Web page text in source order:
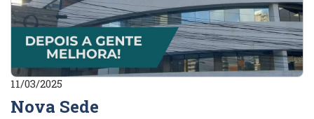
11/03/2025
Nova Sede